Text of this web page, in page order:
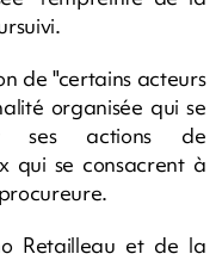
de "certains acteurs
organisée qui se
ses actions de
qui se consacrent à
Retailleau et de la